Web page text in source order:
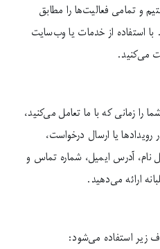
و تمامی فعالیت‌ها را مطابق
استفاده از خدمات یا وب‌سایت
می‌کنید.
زمانی که با ما تعامل می‌کنید،
رویدادها یا ارسال درخواست،
آدرس ایمیل، شماره تماس و
ارائه می‌دهید.
زیر استفاده می‌شود: